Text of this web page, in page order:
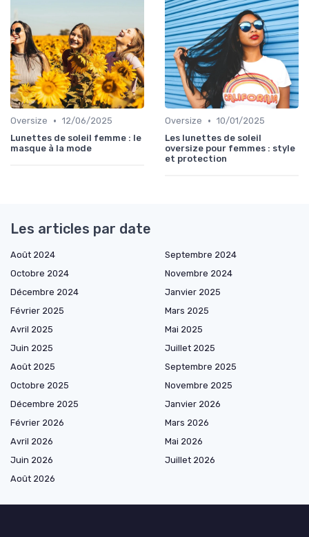
Oversize • 12/06/2025
Lunettes de soleil femme : le
masque à la mode
Oversize • 10/01/2025
Les lunettes de soleil
oversize pour femmes : style
et protection
Les articles par date
Août 2024
Septembre 2024
Octobre 2024
Novembre 2024
Décembre 2024
Janvier 2025
Février 2025
Mars 2025
Avril 2025
Mai 2025
Juin 2025
Juillet 2025
Août 2025
Septembre 2025
Octobre 2025
Novembre 2025
Décembre 2025
Janvier 2026
Février 2026
Mars 2026
Avril 2026
Mai 2026
Juin 2026
Juillet 2026
Août 2026